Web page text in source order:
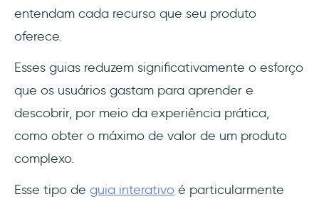
entendam cada recurso que seu produto
oferece.
Esses guias reduzem significativamente o esforço
que os usuários gastam para aprender e
descobrir, por meio da experiência prática,
como obter o máximo de valor de um produto
complexo.
Esse tipo de guia interativo é particularmente